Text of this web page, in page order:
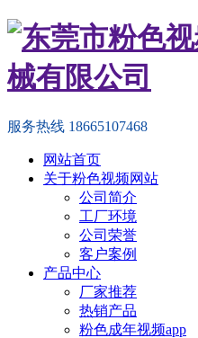
服务热线 18665107468
网站首页
关于粉色视频网站
公司简介
工厂环境
公司荣誉
客户案例
产品中心
厂家推荐
热销产品
粉色成年视频app